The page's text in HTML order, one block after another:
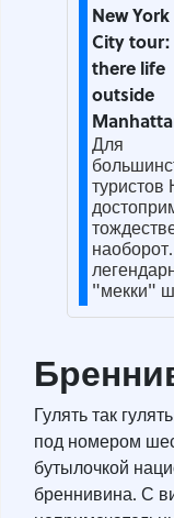
New York
City tour:
there life
outside
Для
"мекки"
Гулять так
под номером
бутылочкой
бреннивина. С